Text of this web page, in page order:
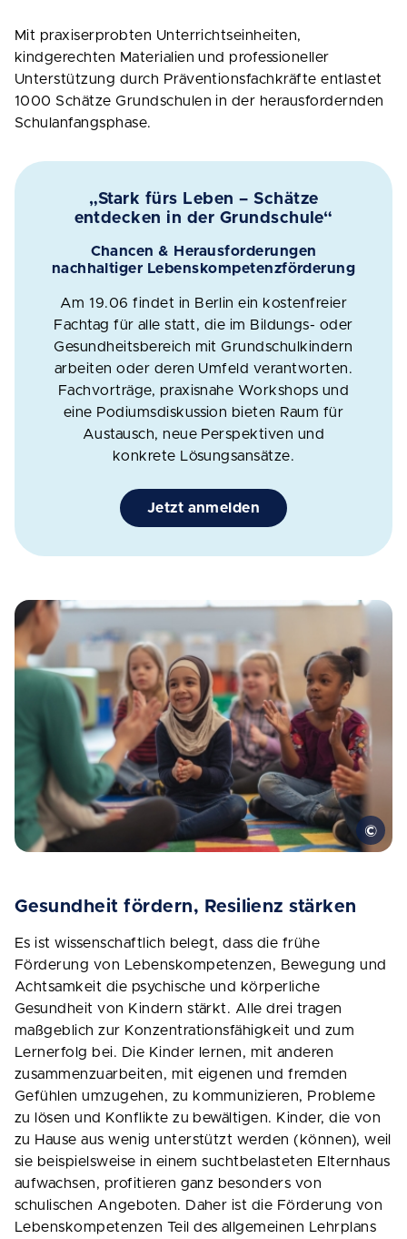
Mit praxiserprobten Unterrichtseinheiten,
kindgerechten Materialien und professioneller
Unterstützung durch Präventionsfachkräfte entlastet
1000 Schätze Grundschulen in der herausfordernden
Schulanfangsphase.
„Stark fürs Leben – Schätze
entdecken in der Grundschule“
Chancen & Herausforderungen
nachhaltiger Lebenskompetenzförderung
Am 19.06 findet in Berlin ein kostenfreier
Fachtag für alle statt, die im Bildungs- oder
Gesundheitsbereich mit Grundschulkindern
arbeiten oder deren Umfeld verantworten.
Fachvorträge, praxisnahe Workshops und
eine Podiumsdiskussion bieten Raum für
Austausch, neue Perspektiven und
konkrete Lösungsansätze.
Jetzt anmelden
Gesundheit fördern, Resilienz stärken
Es ist wissenschaftlich belegt, dass die frühe
Förderung von Lebenskompetenzen, Bewegung und
Achtsamkeit die psychische und körperliche
Gesundheit von Kindern stärkt. Alle drei tragen
maßgeblich zur Konzentrationsfähigkeit und zum
Lernerfolg bei. Die Kinder lernen, mit anderen
zusammenzuarbeiten, mit eigenen und fremden
Gefühlen umzugehen, zu kommunizieren, Probleme
zu lösen und Konflikte zu bewältigen. Kinder, die von
zu Hause aus wenig unterstützt werden (können), weil
sie beispielsweise in einem suchtbelasteten Elternhaus
aufwachsen, profitieren ganz besonders von
schulischen Angeboten. Daher ist die Förderung von
Lebenskompetenzen Teil des allgemeinen Lehrplans